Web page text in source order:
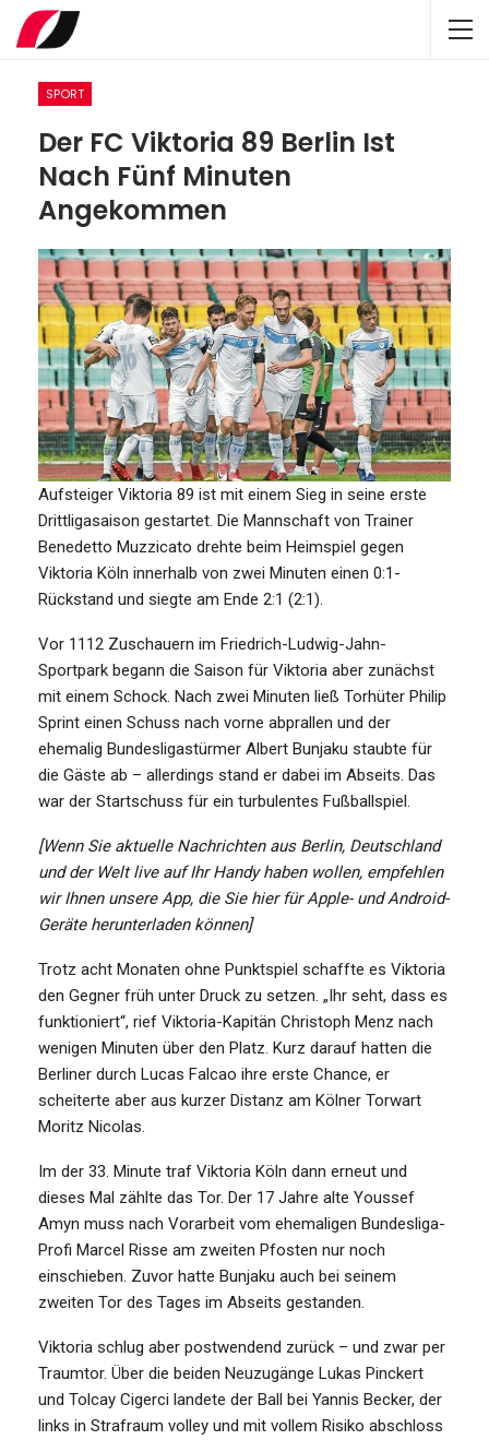
SPORT
Der FC Viktoria 89 Berlin Ist
Nach Fünf Minuten
Angekommen
Aufsteiger Viktoria 89 ist mit einem Sieg in seine erste
Drittligasaison gestartet. Die Mannschaft von Trainer
Benedetto Muzzicato drehte beim Heimspiel gegen
Viktoria Köln innerhalb von zwei Minuten einen 0:1-
Rückstand und siegte am Ende 2:1 (2:1).
Vor 1112 Zuschauern im Friedrich-Ludwig-Jahn-
Sportpark begann die Saison für Viktoria aber zunächst
mit einem Schock. Nach zwei Minuten ließ Torhüter Philip
Sprint einen Schuss nach vorne abprallen und der
ehemalig Bundesligastürmer Albert Bunjaku staubte für
die Gäste ab – allerdings stand er dabei im Abseits. Das
war der Startschuss für ein turbulentes Fußballspiel.
[Wenn Sie aktuelle Nachrichten aus Berlin, Deutschland
und der Welt live auf Ihr Handy haben wollen, empfehlen
wir Ihnen unsere App, die Sie hier für Apple- und Android-
Geräte herunterladen können]
Trotz acht Monaten ohne Punktspiel schaffte es Viktoria
den Gegner früh unter Druck zu setzen. „Ihr seht, dass es
funktioniert“, rief Viktoria-Kapitän Christoph Menz nach
wenigen Minuten über den Platz. Kurz darauf hatten die
Berliner durch Lucas Falcao ihre erste Chance, er
scheiterte aber aus kurzer Distanz am Kölner Torwart
Moritz Nicolas.
Im der 33. Minute traf Viktoria Köln dann erneut und
dieses Mal zählte das Tor. Der 17 Jahre alte Youssef
Amyn muss nach Vorarbeit vom ehemaligen Bundesliga-
Profi Marcel Risse am zweiten Pfosten nur noch
einschieben. Zuvor hatte Bunjaku auch bei seinem
zweiten Tor des Tages im Abseits gestanden.
Viktoria schlug aber postwendend zurück – und zwar per
Traumtor. Über die beiden Neuzugänge Lukas Pinckert
und Tolcay Cigerci landete der Ball bei Yannis Becker, der
links in Strafraum volley und mit vollem Risiko abschloss